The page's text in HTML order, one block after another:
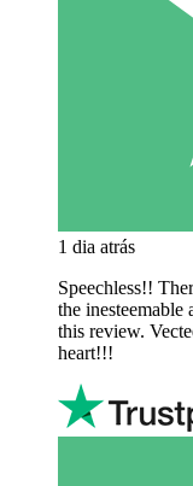
1 dia atrás
Speechless!!
the
this review.
heart!!!